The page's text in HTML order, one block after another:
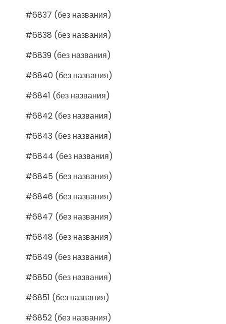
#6837 (без названия)
#6838 (без названия)
#6839 (без названия)
#6840 (без названия)
#6841 (без названия)
#6842 (без названия)
#6843 (без названия)
#6844 (без названия)
#6845 (без названия)
#6846 (без названия)
#6847 (без названия)
#6848 (без названия)
#6849 (без названия)
#6850 (без названия)
#6851 (без названия)
#6852 (без названия)